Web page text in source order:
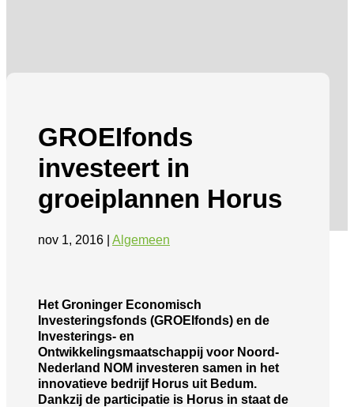
GROEIfonds
investeert in
groeiplannen Horus
nov 1, 2016 Algemeen
Het Groninger Economisch
Investeringsfonds (GROEIfonds) en de
Investerings- en
Ontwikkelingsmaatschappij voor Noord-
Nederland NOM investeren samen in het
innovatieve bedrijf Horus uit Bedum.
Dankzij de participatie is Horus in staat de